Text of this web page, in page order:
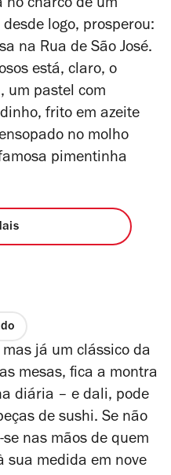
no charco de um
logo, prosperou:
na Rua de São José.
está, claro, o
um pastel com
frito em azeite
no molho
pimentinha
já um clássico da
mesas, fica a montra
diária – e dali, pode
de sushi. Se não
nas mãos de quem
sua medida em nove